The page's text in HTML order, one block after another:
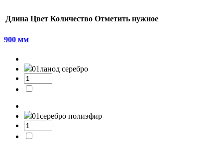
Длина Цвет Количество Отметить нужное
900 мм
01ланод серебро
01серебро полиэфир